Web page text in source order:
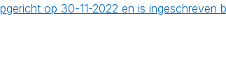
op 30-11-2022 en is ingeschreven